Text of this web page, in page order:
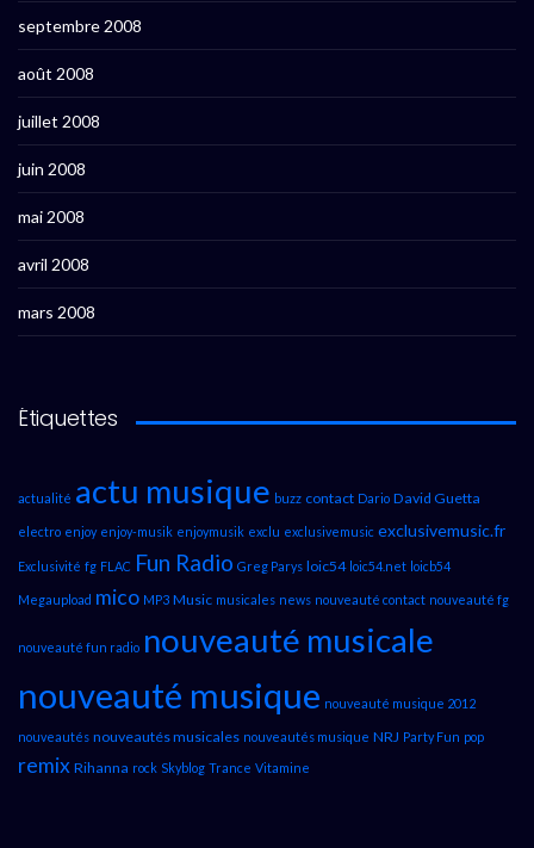
septembre 2008
août 2008
juillet 2008
juin 2008
mai 2008
avril 2008
mars 2008
Étiquettes
actualité actu musique buzz contact Dario David Guetta
electro enjoy enjoy-musik enjoymusik exclu exclusivemusic exclusivemusic.fr
Exclusivité fg FLAC Fun Radio Greg Parys loic54 loic54.net loicb54
Megaupload mico MP3 Music musicales news nouveauté contact nouveauté fg
nouveauté fun radio nouveauté musicale
nouveauté musique nouveauté musique 2012
nouveautés nouveautés musicales nouveautés musique NRJ Party Fun pop
remix Rihanna rock Skyblog Trance Vitamine